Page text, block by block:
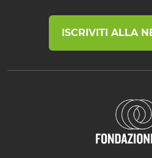
ISCRIVITI ALLA